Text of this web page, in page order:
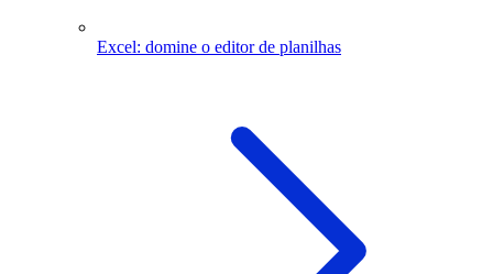
Excel: domine o editor de planilhas